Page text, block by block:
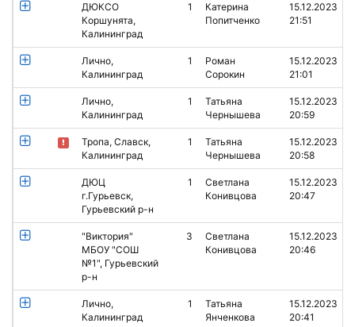
ДЮКСО
Коршунята,
Калининград
1
Катерина
Попитченко
15.12.2023
21:51
Лично,
Калининград
1
Роман
Сорокин
15.12.2023
21:01
Лично,
Калининград
1
Татьяна
Чернышева
15.12.2023
20:59
Тропа, Славск,
Калининград
1
Татьяна
Чернышева
15.12.2023
20:58
ДЮЦ
г.Гурьевск,
Гурьевский р-н
1
Светлана
Конивцова
15.12.2023
20:47
"Виктория"
МБОУ "СОШ
№1", Гурьевский
р-н
3
Светлана
Конивцова
15.12.2023
20:46
Лично,
Калининград
1
Татьяна
Янченкова
15.12.2023
20:41